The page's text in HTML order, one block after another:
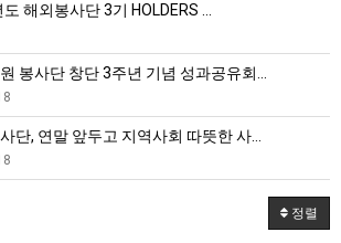
해외봉사단 3기 HOLDERS …
봉사단 창단 3주년 기념 성과공유회…
단, 연말 앞두고 지역사회 따뜻한 사…
정렬